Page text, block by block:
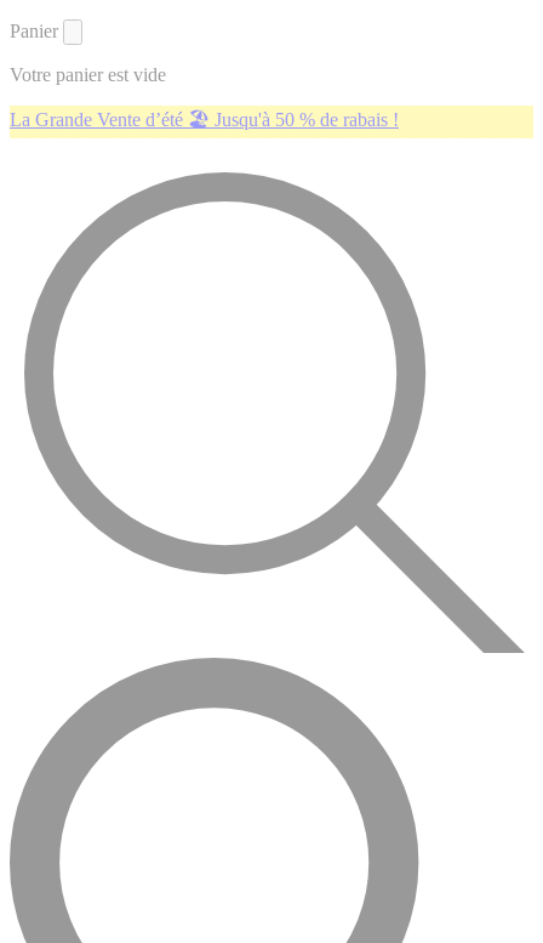
Panier
Votre panier est vide
La Grande Vente d’été 🏖️ Jusqu'à 50 % de rabais !